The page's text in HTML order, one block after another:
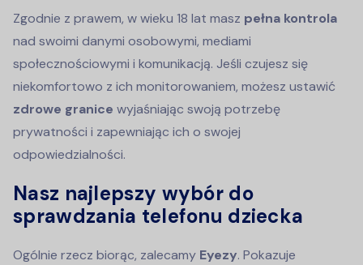
Zgodnie z prawem, w wieku 18 lat masz pełna kontrola
nad swoimi danymi osobowymi, mediami
społecznościowymi i komunikacją. Jeśli czujesz się
niekomfortowo z ich monitorowaniem, możesz ustawić
zdrowe granice wyjaśniając swoją potrzebę
prywatności i zapewniając ich o swojej
odpowiedzialności.
Nasz najlepszy wybór do
sprawdzania telefonu dziecka
Ogólnie rzecz biorąc, zalecamy Eyezy. Pokazuje